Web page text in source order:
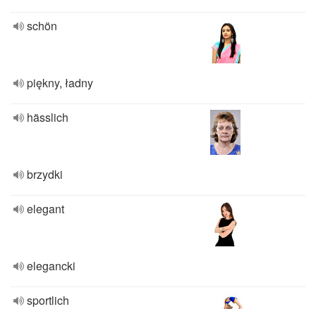
schön
piękny, ładny
hässlich
brzydki
elegant
elegancki
sportlich